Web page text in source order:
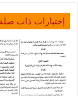
إختبارات ذات صلة